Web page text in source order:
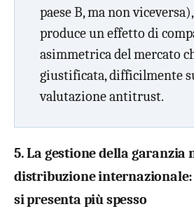
paese B, ma non
produce un effetto di
asimmetrica del mercato
giustificata, difficilmente
valutazione antitrust.
5. La gestione della garanzia
distribuzione internazionale:
si presenta più spesso